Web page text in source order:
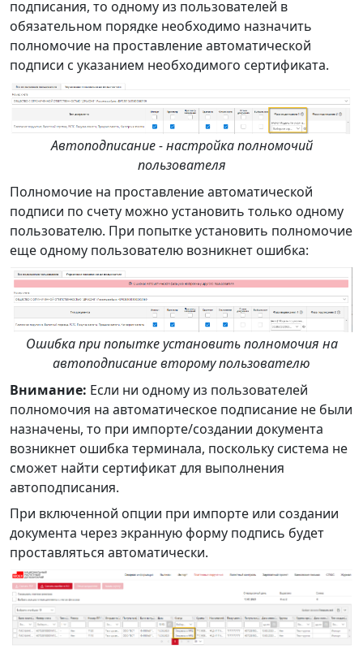
подписания, то одному из пользователей в
обязательном порядке необходимо назначить
полномочие на проставление автоматической
подписи с указанием необходимого сертификата.
Автоподписание - настройка полномочий
пользователя
Полномочие на проставление автоматической
подписи по счету можно установить только одному
пользователю. При попытке установить полномочие
еще одному пользователю возникнет ошибка:
Ошибка при попытке установить полномочия на
автоподписание второму пользователю
Внимание: Если ни одному из пользователей
полномочия на автоматическое подписание не были
назначены, то при импорте/создании документа
возникнет ошибка терминала, поскольку система не
сможет найти сертификат для выполнения
автоподписания.
При включенной опции при импорте или создании
документа через экранную форму подпись будет
проставляться автоматически.